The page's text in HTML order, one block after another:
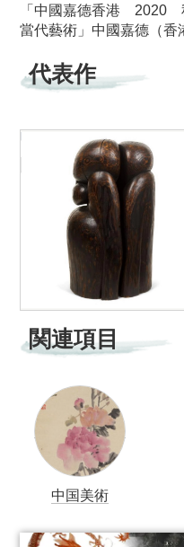
「中國嘉德香港 2020
當代藝術」中國嘉德（香
代表作
関連項目
中国美術